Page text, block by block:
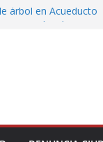
árbol en Acueducto
falta de pago